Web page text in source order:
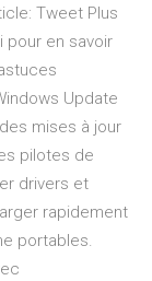
Tweet Plus
pour en savoir
Update
mises à jour
pilotes de
drivers et
rapidement
portables.